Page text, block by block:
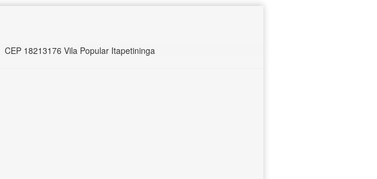
CEP 18213176 Vila Popular Itapetininga